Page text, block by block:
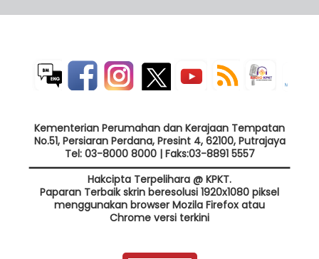
Kementerian Perumahan dan Kerajaan Tempatan
No.51, Persiaran Perdana, Presint 4, 62100, Putrajaya
Tel: 03-8000 8000 | Faks:03-8891 5557
Hakcipta Terpelihara @ KPKT.
Paparan Terbaik skrin beresolusi 1920x1080 piksel
menggunakan browser Mozila Firefox atau
Chrome versi terkini